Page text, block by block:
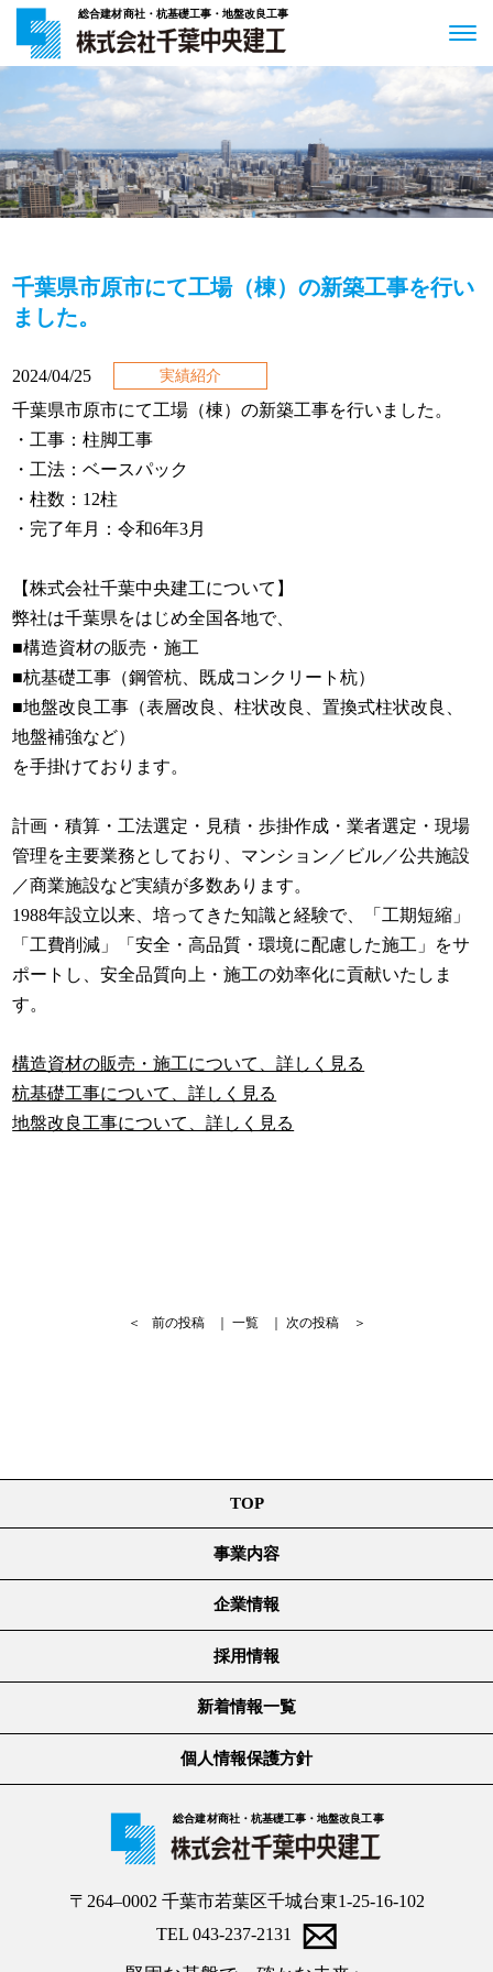
総合建材商社・杭基礎工事・地盤改良工事
千葉県市原市にて工場（棟）の新築工事を行い
ました。
2024/04/25 実績紹介
千葉県市原市にて工場（棟）の新築工事を行いました。
・工事：柱脚工事
・工法：ベースパック
・柱数：12柱
・完了年月：令和6年3月
【株式会社千葉中央建工について】
弊社は千葉県をはじめ全国各地で、
■構造資材の販売・施工
■杭基礎工事（鋼管杭、既成コンクリート杭）
■地盤改良工事（表層改良、柱状改良、置換式柱状改良、
地盤補強など）
を手掛けております。
計画・積算・工法選定・見積・歩掛作成・業者選定・現場
管理を主要業務としており、マンション／ビル／公共施設
／商業施設など実績が多数あります。
1988年設立以来、培ってきた知識と経験で、「工期短縮」
「工費削減」「安全・高品質・環境に配慮した施工」をサ
ポートし、安全品質向上・施工の効率化に貢献いたしま
す。
構造資材の販売・施工について、詳しく見る
杭基礎工事について、詳しく見る
地盤改良工事について、詳しく見る
＜ 前の投稿 ｜ 一覧 ｜ 次の投稿 ＞
TOP
事業内容
企業情報
採用情報
新着情報一覧
個人情報保護方針
総合建材商社・杭基礎工事・地盤改良工事
〒264–0002 千葉市若葉区千城台東1-25-16-102
TEL 043-237-2131